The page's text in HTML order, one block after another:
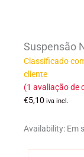
Suspensão
Classificado
cliente
(1 avaliação de
€5,10 iva incl.
Availability: Em